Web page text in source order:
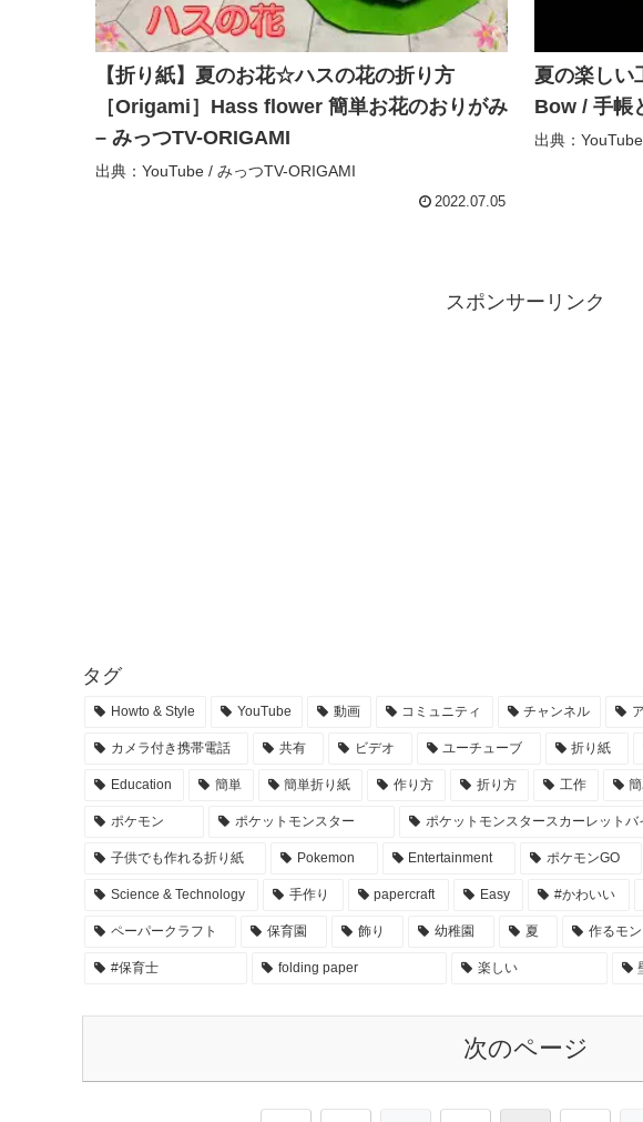
【折り紙】夏のお花☆ハスの花の折り方
［Origami］Hass flower 簡単お花のおりがみ
– みっつTV-ORIGAMI
出典：YouTube / みっつTV-ORIGAMI
2022.07.05
夏の楽し
Bow / 手帳
出典：
スポンサーリンク
タグ
Howto & Style YouTube 動画 コミュニティ チャンネル
カメラ付き携帯電話 共有 ビデオ ユーチューブ 折り紙
Education 簡単 簡単折り紙 作り方 折り方 工作
ポケモン ポケットモンスター ポケットモンスタースカーレットバ
子供でも作れる折り紙 Pokemon Entertainment ポケモンGO
Science & Technology 手作り papercraft Easy #かわいい
ペーパークラフト 保育園 飾り 幼稚園 夏 作るモン
#保育士 folding paper 楽しい
次のページ